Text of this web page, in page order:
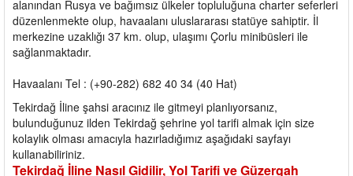
alanından Rusya ve bağımsız ülkeler topluluğuna charter seferleri
düzenlenmekte olup, havaalanı uluslararası statüye sahiptir. İl
merkezine uzaklığı 37 km. olup, ulaşımı Çorlu minibüsleri ile
sağlanmaktadır.
Havaalanı Tel : (+90-282) 682 40 34 (40 Hat)
Tekirdağ İline şahsi aracınız ile gitmeyi planlıyorsanız,
bulunduğunuz ilden Tekirdağ şehrine yol tarifi almak için size
kolaylık olması amacıyla hazırladığımız aşağıdaki sayfayı
kullanabiliriniz.
Tekirdağ İline Nasıl Gidilir, Yol Tarifi ve Güzergah